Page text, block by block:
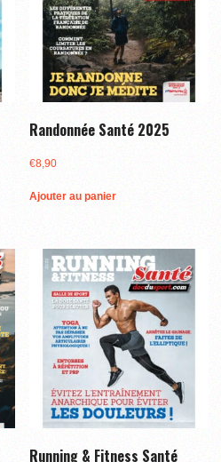
Randonnée Santé 2025
€8,90
Ajouter au panier
Running & Fitness Santé